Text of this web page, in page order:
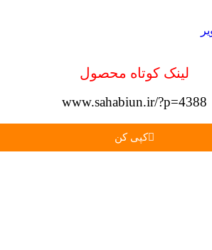
لینک کوتاه محصول
www.sahabiun.ir/?p=4388
کپی کن